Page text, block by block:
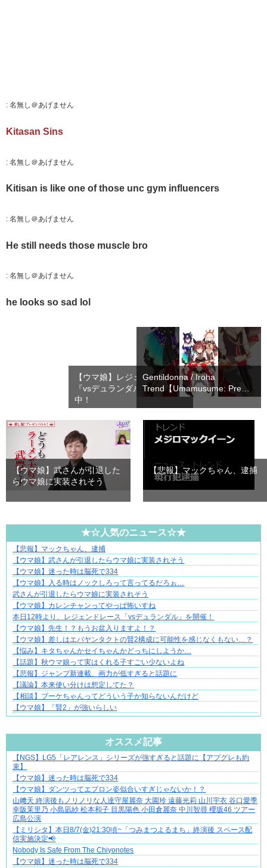
: 名無し＠あげません
Kitasan Sins
: 名無し＠あげません
Kitisan is like one of those unc gym influencers
: 名無し＠あげません
He still needs those muscle bro
: 名無し＠あげません
he looks so sad lol
【ウマ娘】レジェンドレース
『vsデュランダル』が開催
中！
Gentildonna / Iroha
Trend【Umamusume: Pre…
【ウマ娘】武さんが引退した
らウマ娘に実装されそう
【悲報】マックちゃん、逮捕
★☆人気のニュース☆★
悩んでいるのは私だけ？夫との距離
【悲報】マックちゃん、逮捕
【ウマ娘】武さんが引退したらウマ娘に実装されそう
【ウマ娘】迷った時は脳死で334
【ウマ娘】入る時はノックしろって言ってるだろぉ…
武さんが引退したらウマ娘に実装されそう
【ウマ娘】カレンチャンってやっぱ怖いすね
本日12時より、レジェンドレース「vsデュランダル」を開催！
【ウマ娘】先生！？もうお盆入りますよ！？
【ウマ娘】差しはエバヤンタクトの賢2構成に可能性を感じなくもない…？
【悩み】キタちゃんかセイちゃんかどっちにしようか…
【話題】秋ウマ娘って実はくれる子すごい少ないよね
【悲報】ジャンプ新連載、画力が低すぎると話題に
【議論】本来使い分けは想定してた？
【相談】ブーケちゃんってどういう子か知らないんだけど
【ウマ娘】「賢2」が強いらしい
オススメ記事
ぜんぶ私が中心、そう思われたくないのに
【NGS】LG5「レアレンス」シリーズが強すぎると話題に【アプグレも約
束】
【ウマ娘】迷った時は脳死で334
【ウマ娘】ダンツってエプロン姿似合いすぎじゃないか！？
山﨑天 終演後もノリノリな人達守屋麗奈 大園玲 遠藤光莉 山川宇衣 谷口愛季
幸阪茉里乃 小島凪紗 松本和子 目黒陽色 小田倉麗奈 中川智尋 櫻坂46 ツアー
広島公演
【ミリシタ】本日8/7(金)21:30頃~「つみまつよるまち」終演後 スペース配
信実施決定📢
Nobody Is Safe From The Chiyonotes
【ウマ娘】迷った時は脳死で334